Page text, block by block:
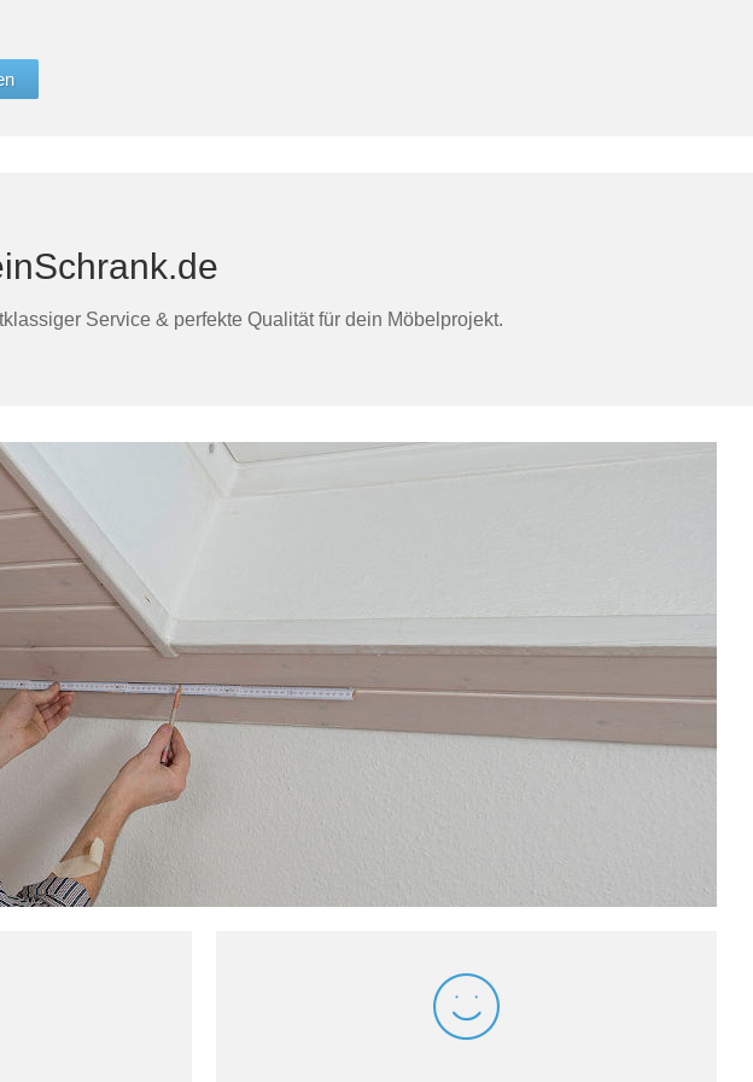
Service & perfekte Qualität für dein Möbelprojekt.